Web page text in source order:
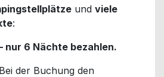
und viele
:
nur 6 Nächte bezahlen.
der Buchung den